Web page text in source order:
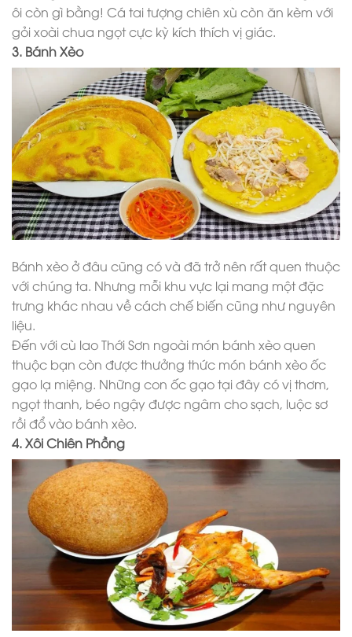
ôi còn gì bằng! Cá tai tượng chiên xù còn ăn kèm với
gỏi xoài chua ngọt cực kỳ kích thích vị giác.
3. Bánh Xèo
Bánh xèo ở đâu cũng có và đã trở nên rất quen thuộc
với chúng ta. Nhưng mỗi khu vực lại mang một đặc
trưng khác nhau về cách chế biến cũng như nguyên
liệu.
Đến với cù lao Thới Sơn ngoài món bánh xèo quen
thuộc bạn còn được thưởng thức món bánh xèo ốc
gạo lạ miệng. Những con ốc gạo tại đây có vị thơm,
ngọt thanh, béo ngậy được ngâm cho sạch, luộc sơ
rồi đổ vào bánh xèo.
4. Xôi Chiên Phồng